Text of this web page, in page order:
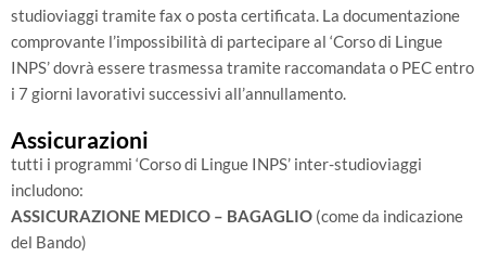
studioviaggi tramite fax o posta certificata. La documentazione
comprovante l’impossibilità di partecipare al ‘Corso di Lingue
INPS’ dovrà essere trasmessa tramite raccomandata o PEC entro
i 7 giorni lavorativi successivi all’annullamento.
Assicurazioni
tutti i programmi ‘Corso di Lingue INPS’ inter-studioviaggi
includono:
ASSICURAZIONE MEDICO – BAGAGLIO (come da indicazione
del Bando)